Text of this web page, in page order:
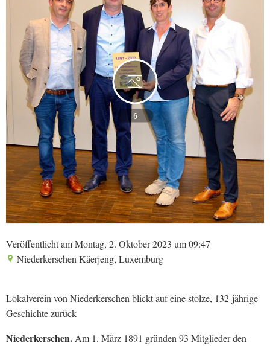
6
Veröffentlicht am Montag, 2. Oktober 2023 um 09:47
Niederkerschen Käerjeng, Luxemburg
Lokalverein von Niederkerschen blickt auf eine stolze, 132-jährige
Geschichte zurück
Niederkerschen.Am 1. März 1891 gründen 93 Mitglieder den